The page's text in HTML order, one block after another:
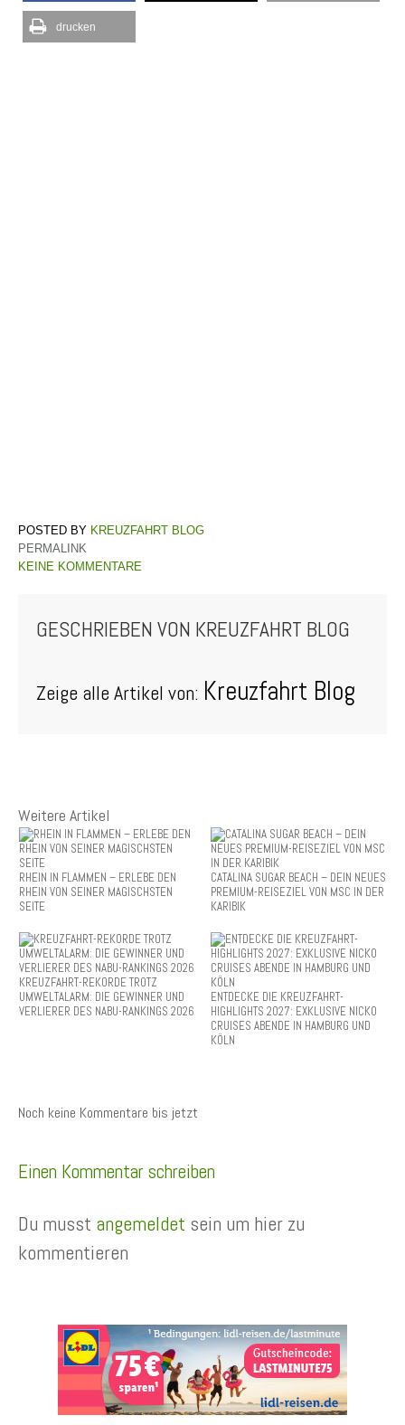
drucken
KREUZFAHRT BLOG
PERMALINK
KEINE KOMMENTARE
GESCHRIEBEN VON KREUZFAHRT BLOG
Zeige alle Artikel von: Kreuzfahrt Blog
Weitere Artikel
RHEIN IN FLAMMEN – ERLEBE DEN
RHEIN VON SEINER MAGISCHSTEN
SEITE
CATALINA SUGAR BEACH – DEIN NEUES
PREMIUM-REISEZIEL VON MSC IN DER
KARIBIK
KREUZFAHRT-REKORDE TROTZ
UMWELTALARM: DIE GEWINNER UND
VERLIERER DES NABU-RANKINGS 2026
ENTDECKE DIE KREUZFAHRT-
HIGHLIGHTS 2027: EXKLUSIVE NICKO
CRUISES ABENDE IN HAMBURG UND
KÖLN
Noch keine Kommentare bis jetzt
Einen Kommentar schreiben
Du musst angemeldet sein um hier zu
kommentieren